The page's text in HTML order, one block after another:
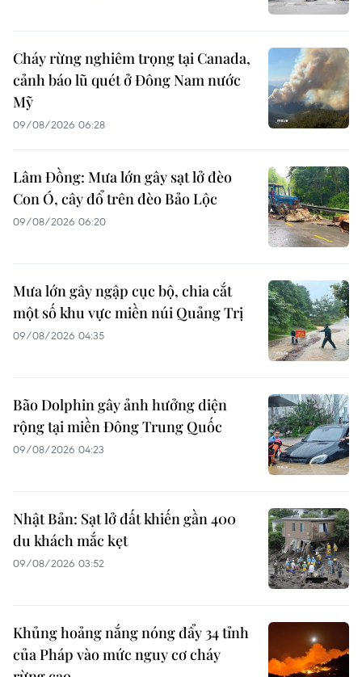
Cháy rừng nghiêm trọng tại Canada,
cảnh báo lũ quét ở Đông Nam nước
Mỹ
09/08/2026 06:28
Lâm Đồng: Mưa lớn gây sạt lở đèo
Con Ó, cây đổ trên đèo Bảo Lộc
09/08/2026 06:20
Mưa lớn gây ngập cục bộ, chia cắt
một số khu vực miền núi Quảng Trị
09/08/2026 04:35
Bão Dolphin gây ảnh hưởng diện
rộng tại miền Đông Trung Quốc
09/08/2026 04:23
Nhật Bản: Sạt lở đất khiến gần 400
du khách mắc kẹt
09/08/2026 03:52
Khủng hoảng nắng nóng đẩy 34 tỉnh
của Pháp vào mức nguy cơ cháy